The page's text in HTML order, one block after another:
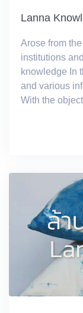
Lanna
Arose from
institutions
knowledge In
and various
With the